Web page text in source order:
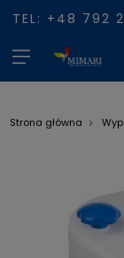
TEL: +48 792
Strona główna